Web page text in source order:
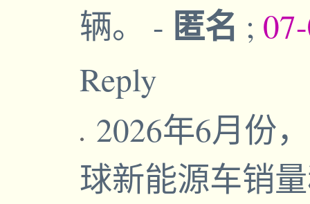
辆。 - 匿名 ;
Reply
2026年6月份
球新能源车销